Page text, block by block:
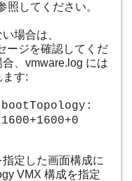
照してください。
場合は、
ージを確認してくだ
、vmware.log には
す:
定した画面構成に
VMX 構成を指定